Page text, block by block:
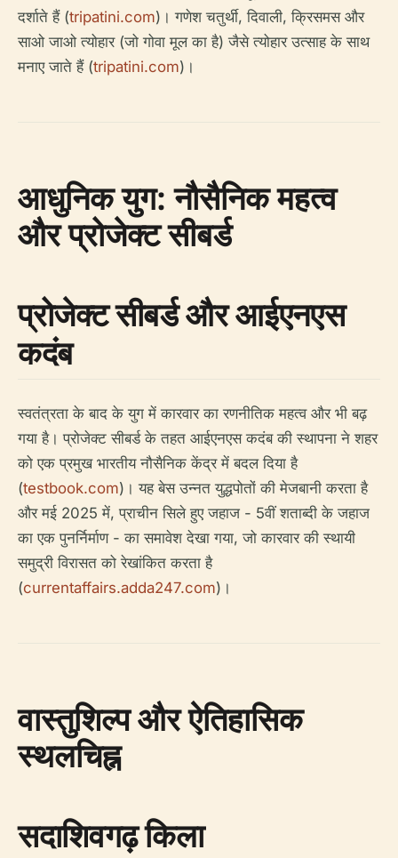
दर्शाते हैं (tripatini.com)। गणेश चतुर्थी, दिवाली, क्रिसमस और
साओ जाओ त्योहार (जो गोवा मूल का है) जैसे त्योहार उत्साह के साथ
मनाए जाते हैं (tripatini.com)।
आधुनिक युग: नौसैनिक महत्व
और प्रोजेक्ट सीबर्ड
प्रोजेक्ट सीबर्ड और आईएनएस
कदंब
स्वतंत्रता के बाद के युग में कारवार का रणनीतिक महत्व और भी बढ़
गया है। प्रोजेक्ट सीबर्ड के तहत आईएनएस कदंब की स्थापना ने शहर
को एक प्रमुख भारतीय नौसैनिक केंद्र में बदल दिया है
(testbook.com)। यह बेस उन्नत युद्धपोतों की मेजबानी करता है
और मई 2025 में, प्राचीन सिले हुए जहाज - 5वीं शताब्दी के जहाज
का एक पुनर्निर्माण - का समावेश देखा गया, जो कारवार की स्थायी
समुद्री विरासत को रेखांकित करता है
(currentaffairs.adda247.com)।
वास्तुशिल्प और ऐतिहासिक
स्थलचिह्न
सदाशिवगढ़ किला